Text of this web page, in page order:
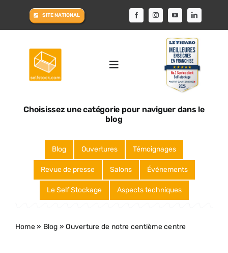
SITE NATIONAL
Toggle
DEVENIR LICENCIÉ
LE GROUPE
ACTUALITÉS
Choisissez une catégorie pour naviguer dans le
blog
Blog Ouvertures Témoignages
Revue de presse Salons Événements
Le Self Stockage Aspects techniques
Home» Blog »Ouverture de notre centième centre